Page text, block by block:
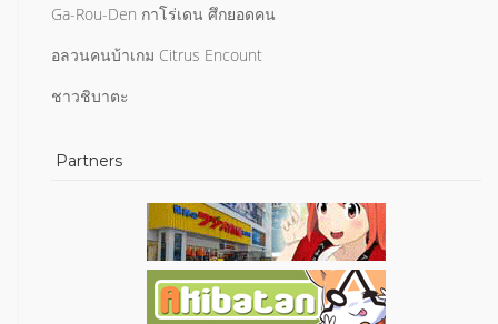
Ga-Rou-Den กาโร่เดน ศึกยอดคน
อลวนคนบ้าเกม Citrus Encount
ชาวชิบาตะ
Partners